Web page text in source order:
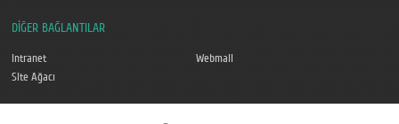
DİĞER BAĞLANTILAR
Intranet
Webmail
Site Ağacı